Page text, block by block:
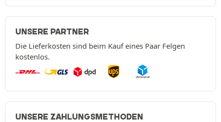
UNSERE PARTNER
Die Lieferkosten sind beim Kauf eines Paar Felgen
kostenlos.
UNSERE ZAHLUNGSMETHODEN